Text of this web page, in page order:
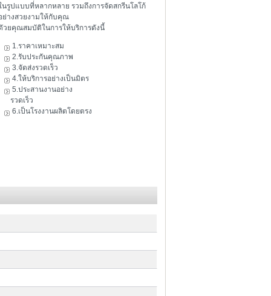
นรูปแบบที่หลากหลาย รวมถึงการจัดสกรีนโลโก้
ย่างสวยงามให้กับคุณ
วยคุณสมบัติในการให้บริการดังนี้
1.ราคาเหมาะสม
2.รับประกันคุณภาพ
3.จัดส่งรวดเร็ว
4.ให้บริการอย่างเป็นมิตร
5.ประสานงานอย่าง
รวดเร็ว
6.เป็นโรงงานผลิตโดยตรง